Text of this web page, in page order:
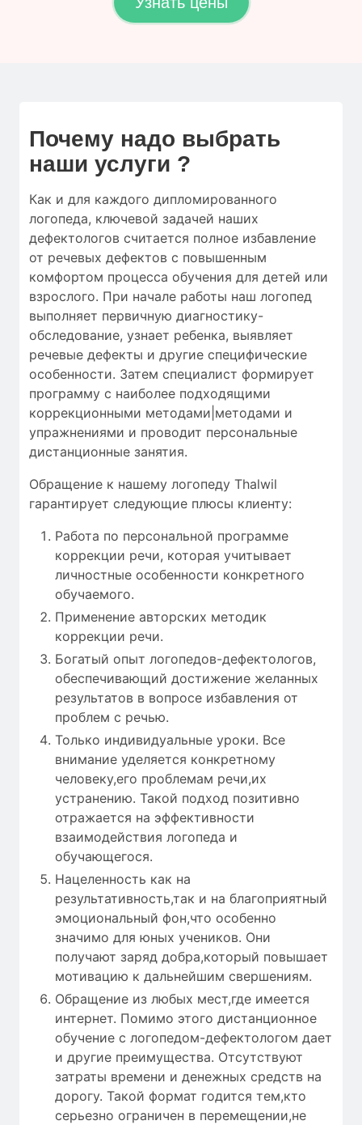
Почему надо выбрать
наши услуги ?
Как и для каждого дипломированного
логопеда, ключевой задачей наших
дефектологов считается полное избавление
от речевых дефектов с повышенным
комфортом процесса обучения для детей или
взрослого. При начале работы наш логопед
выполняет первичную диагностику-
обследование, узнает ребенка, выявляет
речевые дефекты и другие специфические
особенности. Затем специалист формирует
программу с наиболее подходящими
коррекционными методами|методами и
упражнениями и проводит персональные
дистанционные занятия.
Обращение к нашему логопеду Thalwil
гарантирует следующие плюсы клиенту:
Работа по персональной программе
коррекции речи, которая учитывает
личностные особенности конкретного
обучаемого.
Применение авторских методик
коррекции речи.
Богатый опыт логопедов-дефектологов,
обеспечивающий достижение желанных
результатов в вопросе избавления от
проблем с речью.
Только индивидуальные уроки. Все
внимание уделяется конкретному
человеку,его проблемам речи,их
устранению. Такой подход позитивно
отражается на эффективности
взаимодействия логопеда и
обучающегося.
Нацеленность как на
результативность,так и на благоприятный
эмоциональный фон,что особенно
значимо для юных учеников. Они
получают заряд добра,который повышает
мотивацию к дальнейшим свершениям.
Обращение из любых мест,где имеется
интернет. Помимо этого дистанционное
обучение с логопедом-дефектологом дает
и другие преимущества. Отсутствуют
затраты времени и денежных средств на
дорогу. Такой формат годится тем,кто
серьезно ограничен в перемещении,не